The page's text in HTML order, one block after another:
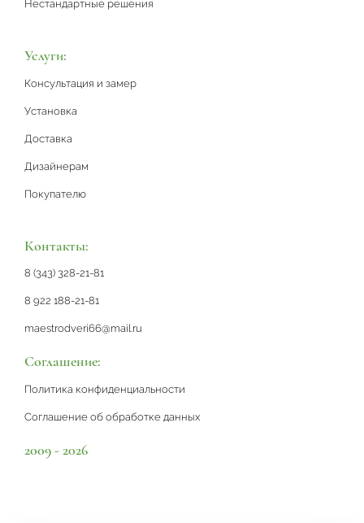
Нестандартные решения
Услуги:
Консультация и замер
Установка
Доставка
Дизайнерам
Покупателю
Контакты:
8 (343) 328-21-81
8 922 188-21-81
maestrodveri66@mail.ru
Соглашение:
Политика конфиденциальности
Соглашение об обработке данных
2009 - 2026